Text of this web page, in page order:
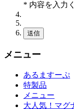
* 内容を入力
送信
メニュー
あるますーぷ
特製品
メニュー
大人気！マグ